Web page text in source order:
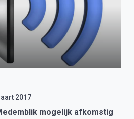
2017
mogelijk afkomstig